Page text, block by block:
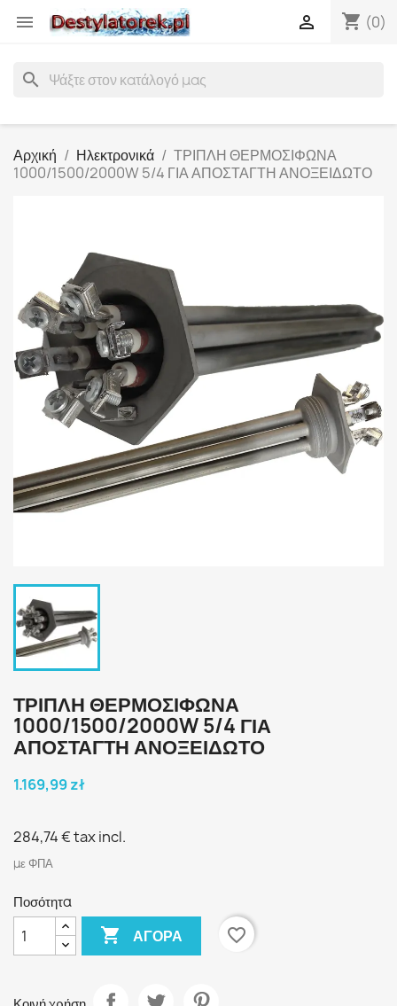
 shopping_cart (0)

search
Αρχική Ηλεκτρονικά
ΤΡΙΠΛΗ ΘΕΡΜΟΣΙΦΩΝΑ
1000/1500/2000W 5/4 ΓΙΑ ΑΠΟΣΤΑΓΤΗ ΑΝΟΞΕΙΔΩΤΟ
ΤΡΙΠΛΗ ΘΕΡΜΟΣΙΦΩΝΑ
1000/1500/2000W 5/4 ΓΙΑ
ΑΠΟΣΤΑΓΤΗ ΑΝΟΞΕΙΔΩΤΟ
1.169,99 zł
284,74 €tax incl.
με ΦΠΑ
Ποσότητα
 ΑΓΟΡΆ favorite_border